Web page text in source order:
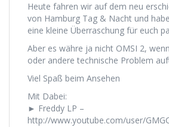
Heute fahren wir auf dem neu
von Hamburg Tag & Nacht und
eine kleine Überraschung für euch
Aber es währe ja nicht OMSI 2,
oder andere technische Problem
Viel Spaß beim Ansehen
Mit Dabei:
► Freddy LP –
http://www.youtube.com/user/